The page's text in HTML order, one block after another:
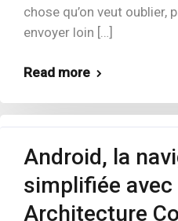
chose qu’on veut oublier,
envoyer loin […]
Read more
Android, la
simplifiée
Architecture